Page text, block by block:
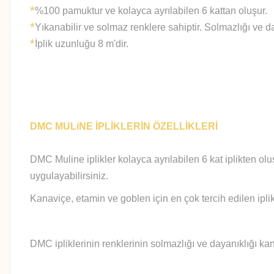
*%100 pamuktur ve kolayca ayrılabilen 6 kattan oluşur.
*Yıkanabilir ve solmaz renklere sahiptir. Solmazlığı ve
* İplik uzunluğu 8 m'dir.
DMC MULiNE İPLİKLERİN ÖZELLİKLERİ
DMC Muline iplikler kolayca ayrılabilen 6 kat iplikten
uygulayabilirsiniz.
Kanaviçe, etamin ve goblen için en çok tercih edilen
DMC ipliklerinin renklerinin solmazlığı ve dayanıklığı